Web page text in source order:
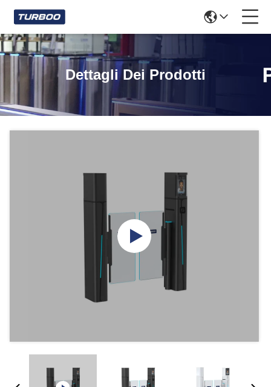
Dettagli Dei Prodotti